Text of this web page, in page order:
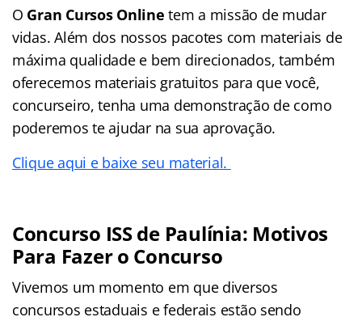
O Gran Cursos Onlinetem a missão de mudar
vidas. Além dos nossos pacotes com materiais de
máxima qualidade e bem direcionados, também
oferecemos materiais gratuitos para que você,
concurseiro, tenha uma demonstração de como
poderemos te ajudar na sua aprovação.
Clique aqui e baixe seu material.
Concurso ISS de Paulínia: Motivos
Para Fazer o Concurso
Vivemos um momento em que diversos
concursos estaduais e federais estão sendo